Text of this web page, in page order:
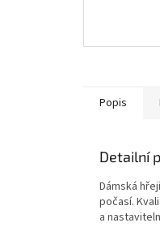
Popis
Detailní
Dámská
počasí.
a